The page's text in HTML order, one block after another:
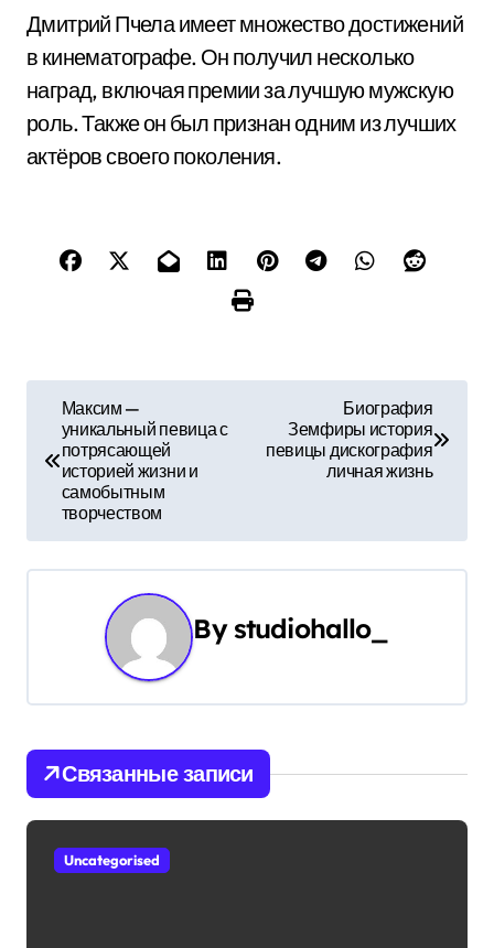
Дмитрий Пчела имеет множество достижений
в кинематографе. Он получил несколько
наград, включая премии за лучшую мужскую
роль. Также он был признан одним из лучших
актёров своего поколения.
и
г
и
я
п
Максим —
уникальный певица с
потрясающей
историей жизни и
самобытным
творчеством
Биография
Земфиры история
певицы дискография
личная жизнь
By studiohallo_
Связанные записи
Uncategorised